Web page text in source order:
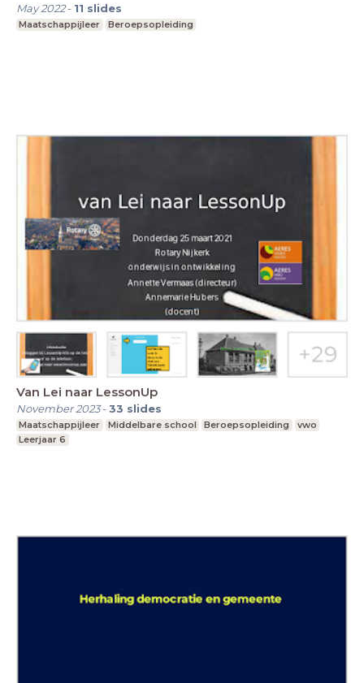
May 2022- 11 slides
Maatschappijleer Beroepsopleiding
Van Lei naar LessonUp
November 2023-33 slides
Maatschappijleer Middelbare school Beroepsopleiding
vwo
Leerjaar 6